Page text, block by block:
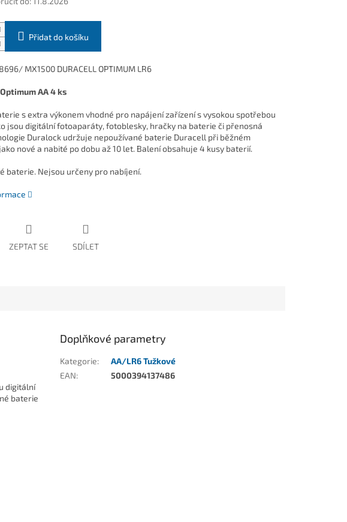
Přidat do košíku
MX1500 DURACELL OPTIMUM LR6
Optimum AA 4 ks
s extra výkonem vhodné pro napájení zařízení s vysokou spotřebou
jsou digitální fotoaparáty, fotoblesky, hračky na baterie či přenosná
Duralock udržuje nepoužívané baterie Duracell při běžném
nové a nabité po dobu až 10 let. Balení obsahuje 4 kusy baterií.
baterie. Nejsou určeny pro nabíjení.
ZEPTAT SE SDÍLET
digitální
baterie
Doplňkové parametry
Kategorie:
AA/LR6 Tužkové
EAN: 5000394137486